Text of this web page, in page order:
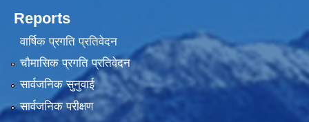
Reports
वार्षिक प्रगति प्रतिवेदन
चौमासिक प्रगति प्रतिवेदन
सार्वजनिक सुनुवाई
सार्वजनिक परीक्षण